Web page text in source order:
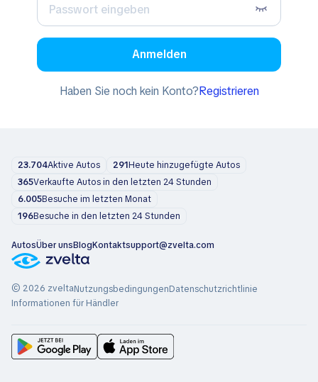
Anmelden
Haben Sie noch kein Konto?Registrieren
23.704Aktive Autos 291Heute hinzugefügte Autos
365Verkaufte Autos in den letzten 24 Stunden
6.005Besuche im letzten Monat
196Besuche in den letzten 24 Stunden
AutosÜber unsBlogKontaktsupport@zvelta.com
© 2026 zveltaNutzungsbedingungenDatenschutzrichtlinie
Informationen für Händler